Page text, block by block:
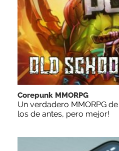
Corepunk MMORPG
Un verdadero MMORPG
los de antes, pero mejor!